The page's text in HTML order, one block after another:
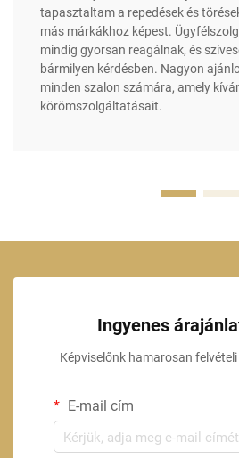
tapasztaltam a repedések és
más márkákhoz képest.
mindig gyorsan reagálnak, és
bármilyen kérdésben. Nagyon
minden szalon számára, amely
körömszolgáltatásait.
Ingyenes
Képviselőnk hamarosan
E-mail cím